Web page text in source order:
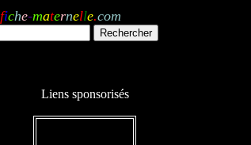
fiche-maternelle.com
Liens sponsorisés